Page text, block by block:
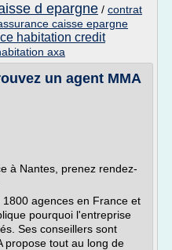
d epargne / contrat
caisse epargne
habitation credit
axa
un agent MMA
à Nantes, prenez rendez-
agences en France et
pourquoi l'entreprise
Ses conseillers sont
propose tout au long de